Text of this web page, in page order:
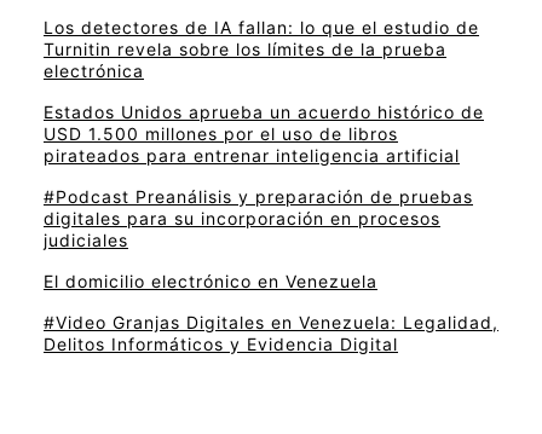
Los detectores de IA fallan: lo que el estudio de
Turnitin revela sobre los límites de la prueba
electrónica
Estados Unidos aprueba un acuerdo histórico de
USD 1.500 millones por el uso de libros
pirateados para entrenar inteligencia artificial
#Podcast Preanálisis y preparación de pruebas
digitales para su incorporación en procesos
judiciales
El domicilio electrónico en Venezuela
#Video Granjas Digitales en Venezuela: Legalidad,
Delitos Informáticos y Evidencia Digital